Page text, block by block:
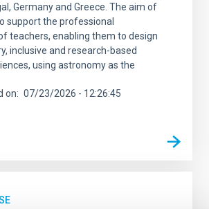
Germany and Greece. The aim of
support the professional
teachers, enabling them to design
inclusive and research-based
using astronomy as the
on 07/23/2026 - 12:26:45